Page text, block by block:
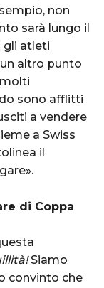
non
sarà lungo il
gli atleti
altro punto
sono afflitti
a vendere
a Swiss
il
di Coppa
Siamo
convinto che